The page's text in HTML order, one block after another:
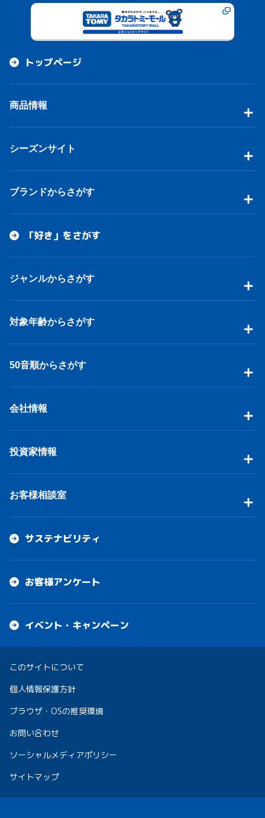
トップページ
商品情報
シーズンサイト
ブランドからさがす
「好き」をさがす
ジャンルからさがす
対象年齢からさがす
50音順からさがす
会社情報
投資家情報
お客様相談室
サステナビリティ
お客様アンケート
イベント・キャンペーン
このサイトについて
個人情報保護方針
ブラウザ・OSの推奨環境
お問い合わせ
ソーシャルメディアポリシー
サイトマップ